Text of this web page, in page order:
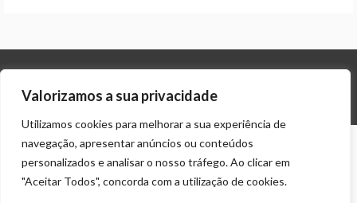
Valorizamos a sua privacidade
Utilizamos cookies para melhorar a sua experiência de
navegação, apresentar anúncios ou conteúdos
personalizados e analisar o nosso tráfego. Ao clicar em
"Aceitar Todos", concorda com a utilização de cookies.